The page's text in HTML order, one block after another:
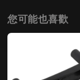
您可能也喜歡